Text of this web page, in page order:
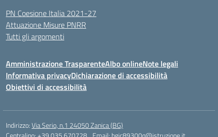
PN Coesione Italia 2021-27
Attuazione Misure PNRR
Tutti gli argomenti
Amministrazione TrasparenteAlbo onlineNote legali
Informativa privacyDichiarazione di accessibilità
Obiettivi di accessibilità
Indirizzo:Via Serio, n.1 24050 Zanica (BG)